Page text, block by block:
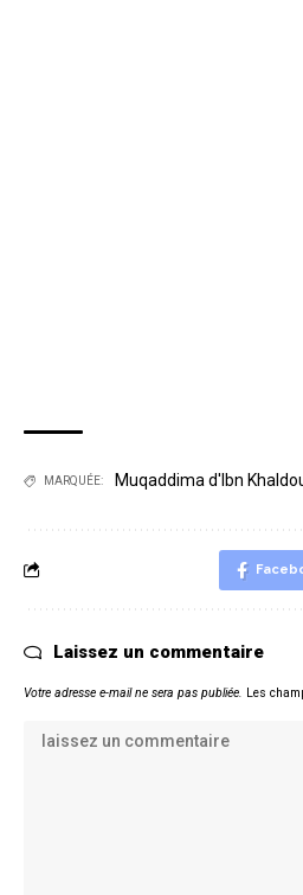
MARQUÉE: Muqaddima d'Ibn
Laissez un commentaire
Votre adresse e-mail ne sera pas publiée. Les